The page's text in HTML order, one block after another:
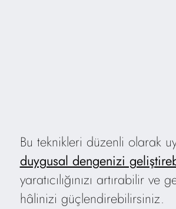
Bu teknikleri düzenli olarak
duygusal dengenizi
yaratıcılığınızı artırabilir ve
hâlinizi güçlendirebilirsiniz.